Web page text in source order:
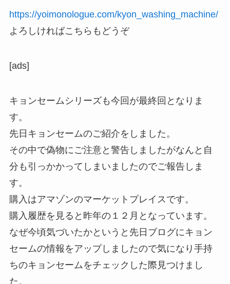
https://yoimonologue.com/kyon_washing_machine/
よろしければこちらもどうぞ
[ads]
キョンセームシリーズも今回が最終回となりま
す。
先日キョンセームのご紹介をしました。
その中で偽物にご注意と警告しましたがなんと自
分も引っかかってしまいましたのでご報告しま
す。
購入はアマゾンのマーケットプレイスです。
購入履歴を見ると昨年の１２月となっています。
なぜ今頃気づいたかというと先日ブログにキョン
セームの情報をアップしましたので気になり手持
ちのキョンセームをチェックした際見つけまし
た。